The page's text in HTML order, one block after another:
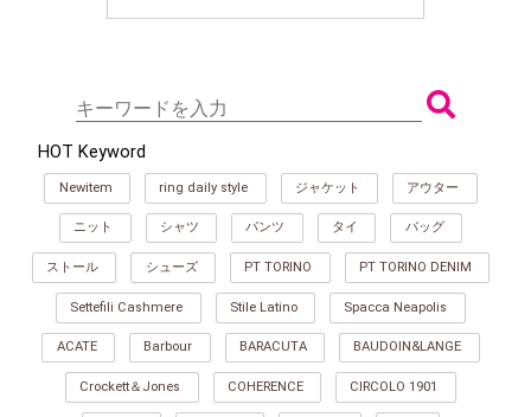
HOT Keyword
Newitem ring daily style ジャケット アウター
ニット シャツ パンツ タイ バッグ
ストール シューズ PT TORINO PT TORINO DENIM
Settefili Cashmere Stile Latino Spacca Neapolis
ACATE Barbour BARACUTA BAUDOIN&LANGE
Crockett＆Jones COHERENCE CIRCOLO 1901